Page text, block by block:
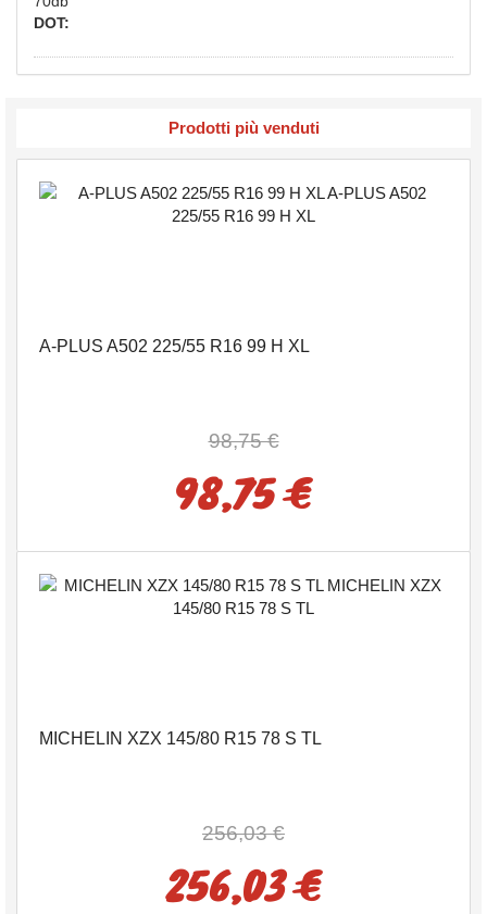
DOT:
Prodotti più venduti
A-PLUS A502 225/55 R16 99 H XL
98,75 €
98,75 €
MICHELIN XZX 145/80 R15 78 S TL
256,03 €
256,03 €